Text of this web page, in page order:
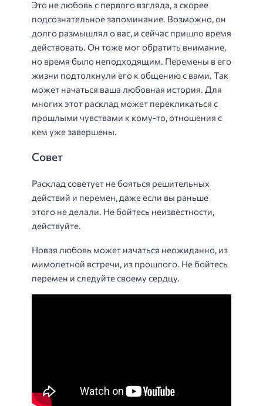
Это не любовь с первого взгляда, а скорее
подсознательное запоминание. Возможно, он
долго размышлял о вас, и сейчас пришло время
действовать. Он тоже мог обратить внимание,
но время было неподходящим. Перемены в его
жизни подтолкнули его к общению с вами. Так
может начаться ваша любовная история. Для
многих этот расклад может перекликаться с
прошлыми чувствами к кому-то, отношения с
кем уже завершены.
Совет
Расклад советует не бояться решительных
действий и перемен, даже если вы раньше
этого не делали. Не бойтесь неизвестности,
действуйте.
Новая любовь может начаться неожиданно, из
мимолетной встречи, из прошлого. Не бойтесь
перемен и следуйте своему сердцу.